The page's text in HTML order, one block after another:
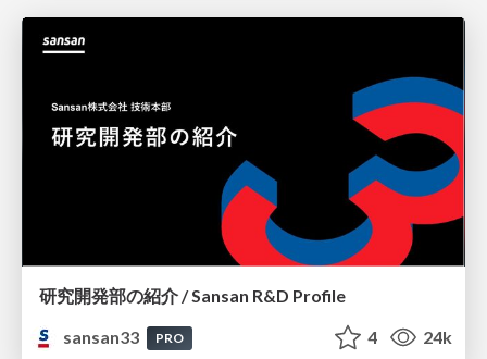
研究開発部の紹介 / Sansan R&D Profile
sansan33
PRO 4 24k